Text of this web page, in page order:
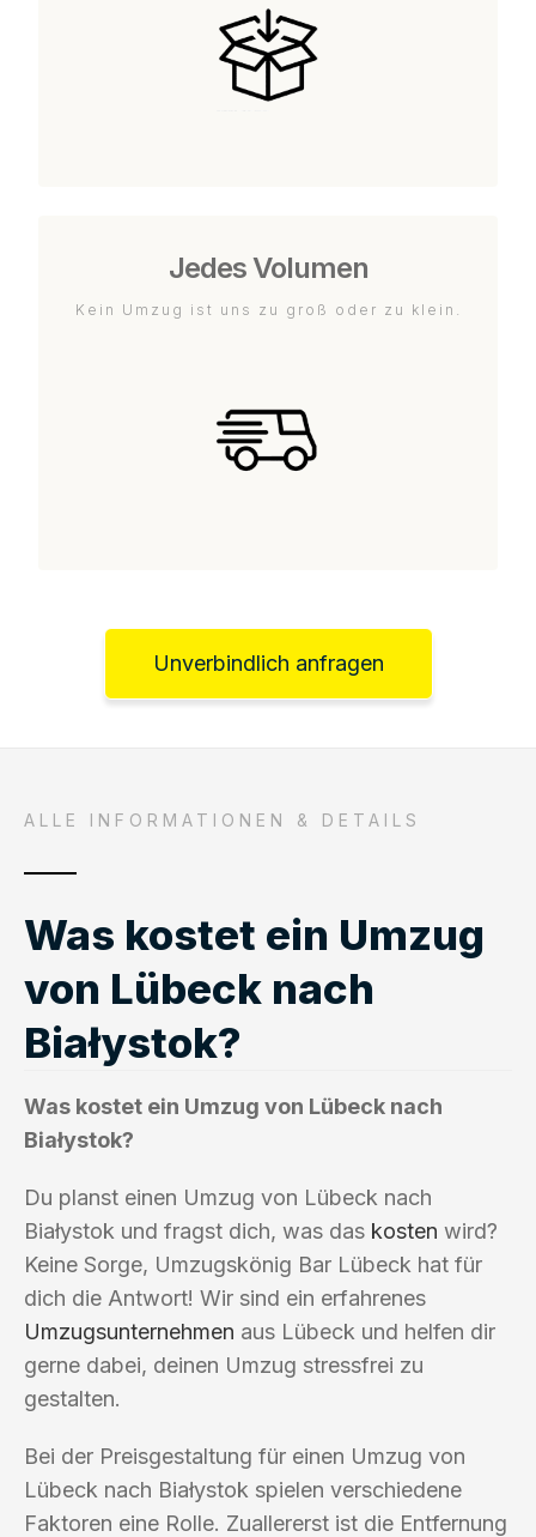
Jedes Volumen
Kein Umzug ist uns zu groß oder zu klein.
Unverbindlich anfragen
ALLE INFORMATIONEN & DETAILS
Was kostet ein Umzug
von Lübeck nach
Białystok?
Was kostet ein Umzug von Lübeck nach
Białystok?
Du planst einen Umzug von Lübeck nach
Białystok und fragst dich, was das kosten wird?
Keine Sorge, Umzugskönig Bar Lübeck hat für
dich die Antwort! Wir sind ein erfahrenes
Umzugsunternehmen aus Lübeck und helfen dir
gerne dabei, deinen Umzug stressfrei zu
gestalten.
Bei der Preisgestaltung für einen Umzug von
Lübeck nach Białystok spielen verschiedene
Faktoren eine Rolle. Zuallererst ist die Entfernung